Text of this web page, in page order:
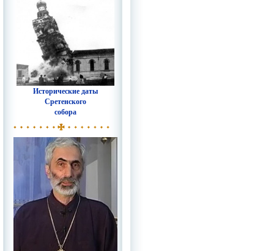
Исторические даты
Сретенского
собора